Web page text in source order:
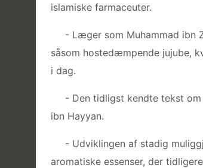
islamiske farmaceuter.
- Læger som Muhammad ibn
såsom hostedæmpende jujube,
i dag.
- Den tidligst kendte tekst
ibn Hayyan.
- Udviklingen af ​​stadig
aromatiske essenser, der